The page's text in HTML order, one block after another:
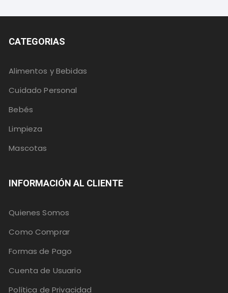
CATEGORIAS
Alimentos y Bebidas
Cuidado Personal
Bebés
Limpieza
Mascotas
INFORMACIÓN AL CLIENTE
Quienes Somos
Como Comprar
Formas de Pago
Cuenta de Usuario
Política de Privacidad